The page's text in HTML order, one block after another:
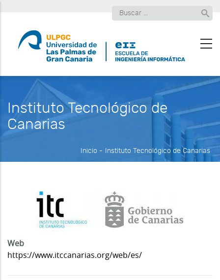
contenido
principal
Buscar
Inicio - Instituto Tecnológico de Canarias
Instituto Tecnológico de
Canarias
Web
https://www.itccanarias.org/web/es/